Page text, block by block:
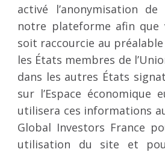
activé l’anonymisation de
notre plateforme afin que
soit raccourcie au
les États membres de
dans les autres États
sur l’Espace économique
utilisera ces informations
Global Investors France
utilisation du site et